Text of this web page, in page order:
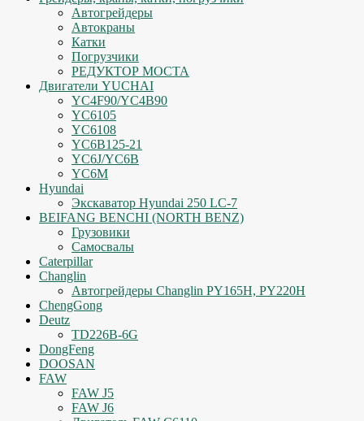
Автогрейдеры
Автокраны
Катки
Погрузчики
РЕДУКТОР МОСТА
Двигатели YUCHAI
YC4F90/YC4B90
YC6105
YC6108
YC6B125-21
YC6J/YC6B
YC6M
Hyundai
Экскаватор Hyundai 250 LC-7
BEIFANG BENCHI (NORTH BENZ)
Грузовики
Самосвалы
Caterpillar
Changlin
Автогрейдеры Changlin PY165H, PY220H
ChengGong
Deutz
TD226B-6G
DongFeng
DOOSAN
FAW
FAW J5
FAW J6